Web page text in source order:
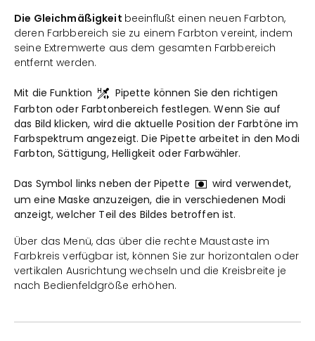
Die Gleichmäßigkeit beeinflußt einen neuen Farbton,
deren Farbbereich sie zu einem Farbton vereint, indem
seine Extremwerte aus dem gesamten Farbbereich
entfernt werden.
Mit die Funktion
Pipette können Sie den richtigen
Farbton oder Farbtonbereich festlegen. Wenn Sie auf
das Bild klicken, wird die aktuelle Position der Farbtöne im
Farbspektrum angezeigt. Die Pipette arbeitet in den Modi
Farbton, Sättigung, Helligkeit oder Farbwähler.
Das Symbol links neben der Pipette
wird verwendet,
um eine Maske anzuzeigen, die in verschiedenen Modi
anzeigt, welcher Teil des Bildes betroffen ist.
Über das Menü, das über die rechte Maustaste im
Farbkreis verfügbar ist, können Sie zur horizontalen oder
vertikalen Ausrichtung wechseln und die Kreisbreite je
nach Bedienfeldgröße erhöhen.